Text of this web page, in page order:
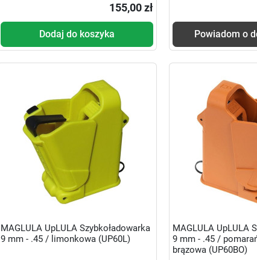
155,00 zł
Dodaj do koszyka Powiadom o
MAGLULA UpLULA Szybkoładowarka
9 mm - .45 / limonkowa (UP60L)
MAGLULA UpLULA
9 mm - .45 /
brązowa (UP60BO)